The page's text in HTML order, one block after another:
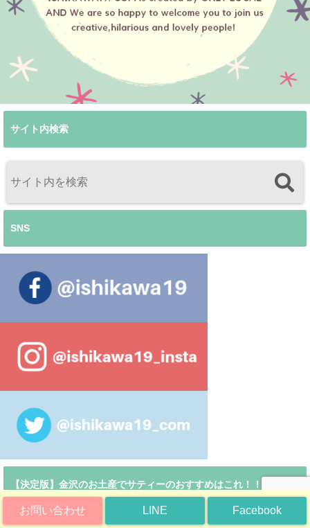
お問い合わせ LINE Facebook
サイト内検索
SNS
【決定版】金沢のお土産でサティーのおすすめはこれ！！